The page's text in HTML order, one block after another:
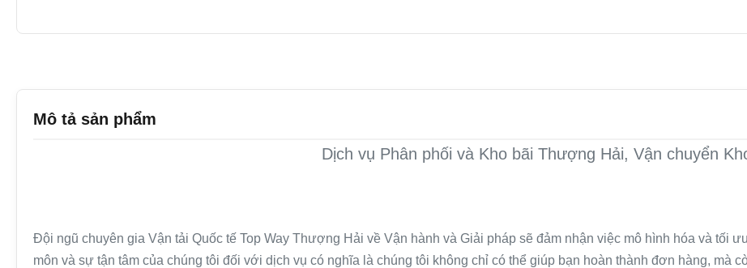
Mô tả sản phẩm
Dịch vụ Phân phối và Kho bãi Thượng Hải, Vận chuyển
Đội ngũ chuyên gia Vận tải Quốc tế Top Way Thượng Hải về Vận hành và Giải pháp sẽ đảm nhận việc mô hình hóa và tối
môn và sự tận tâm của chúng tôi đối với dịch vụ có nghĩa là chúng tôi không chỉ có thể giúp bạn hoàn thành đơn hàng, mà